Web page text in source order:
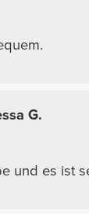
G.
und es ist